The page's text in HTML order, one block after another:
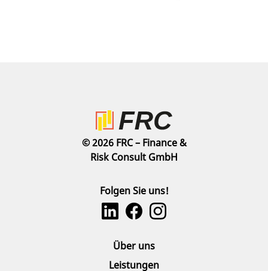
© 2026 FRC – Finance &
Risk Consult GmbH
Folgen Sie uns!
Über uns
Leistungen